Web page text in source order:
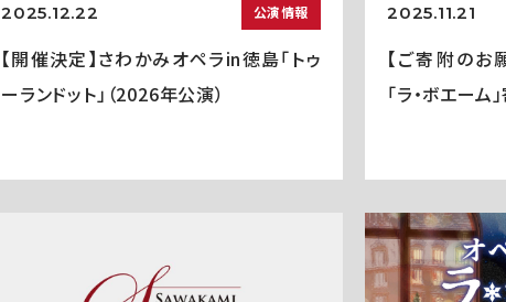
2025.12.22 公演情報
【開催決定】さわかみオペラin徳島「トゥ
ーランドット」（2026年公演）
2025.11.21
【ご寄附のお
「ラ・ボエー